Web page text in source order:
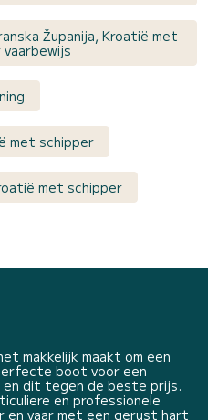
Županija, Kroatië met
met schipper
met schipper
makkelijk maakt om een
boot voor een
dit tegen de beste prijs.
en professionele
vaar met een gerust hart